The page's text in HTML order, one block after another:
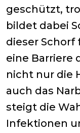
geschützt,
bildet dabei
dieser
eine Barriere
nicht nur die
auch das
steigt die
Infektionen